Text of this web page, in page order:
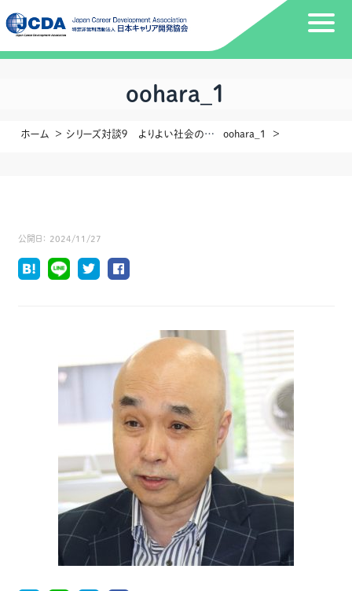
oohara_1
ホーム シリーズ対談９ よりよい社会のデザインに向けてゲスト：認定特定非営利活動法人ReBit 代表理事 藥師 実芳 さん oohara_1
公開日： 2024/11/27